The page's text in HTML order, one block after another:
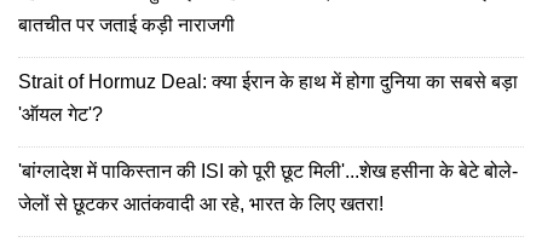
बातचीत पर जताई कड़ी नाराजगी
Strait of Hormuz Deal: क्या ईरान के हाथ में होगा दुनिया का सबसे बड़ा
'ऑयल गेट'?
'बांग्लादेश में पाकिस्तान की ISI को पूरी छूट मिली'...शेख हसीना के बेटे बोले-
जेलों से छूटकर आतंकवादी आ रहे, भारत के लिए खतरा!